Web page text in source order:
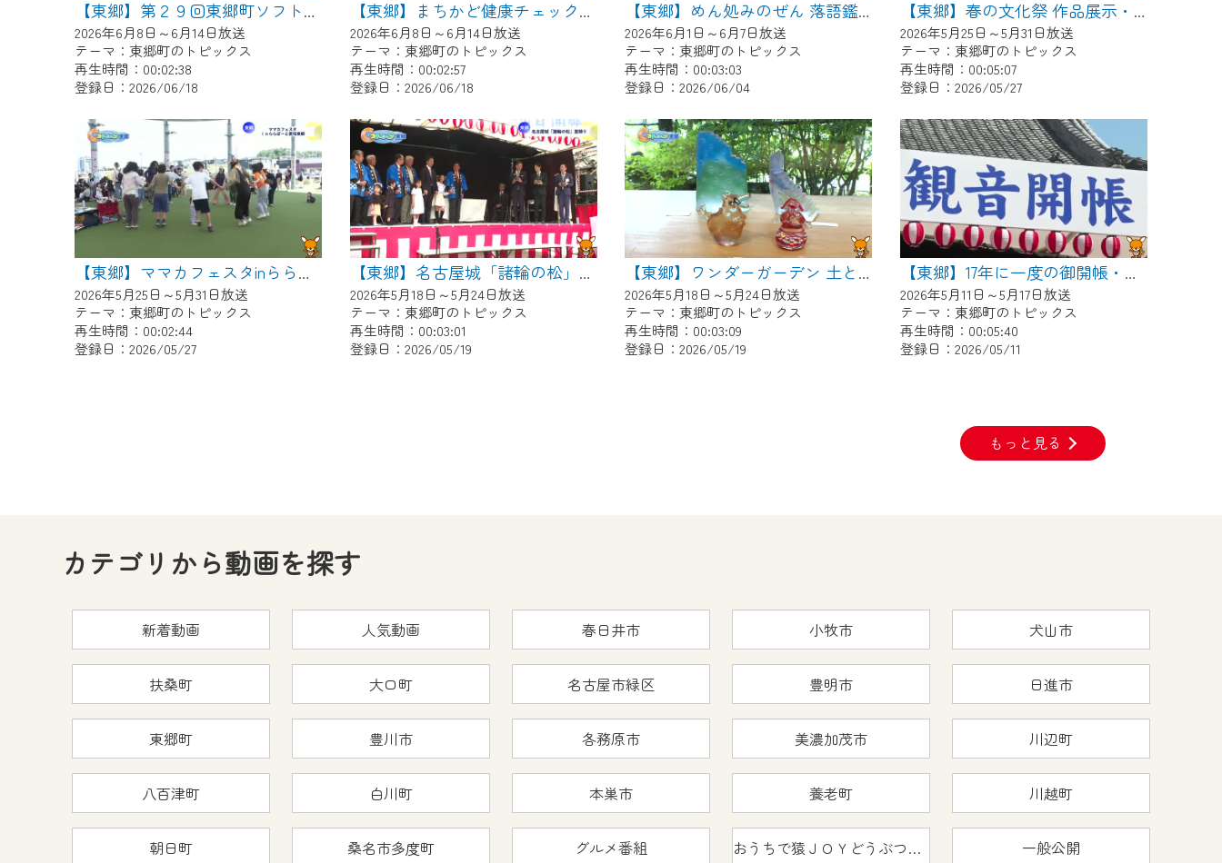
【東郷】第２９回東郷町ソフトバレーボール大会
2026年6月8日～6月14日放送
テーマ：東郷町のトピックス
再生時間：00:02:38
登録日：2026/06/18
【東郷】まちかど健康チェック＆東郷ふれあい朝市
2026年6月8日～6月14日放送
テーマ：東郷町のトピックス
再生時間：00:02:57
登録日：2026/06/18
【東郷】めん処みのぜん 落語鑑賞会
2026年6月1日～6月7日放送
テーマ：東郷町のトピックス
再生時間：00:03:03
登録日：2026/06/04
【東郷】春の文化祭 作品展示・芸能大会
2026年5月25日～5月31日放送
テーマ：東郷町のトピックス
再生時間：00:05:07
登録日：2026/05/27
【東郷】ママカフェスタinららぽーと愛知東郷
2026年5月25日～5月31日放送
テーマ：東郷町のトピックス
再生時間：00:02:44
登録日：2026/05/27
【東郷】名古屋城「諸輪の松」里帰り
2026年5月18日～5月24日放送
テーマ：東郷町のトピックス
再生時間：00:03:01
登録日：2026/05/19
【東郷】ワンダーガーデン 土とガラスとペインティング
2026年5月18日～5月24日放送
テーマ：東郷町のトピックス
再生時間：00:03:09
登録日：2026/05/19
【東郷】17年に一度の御開帳・稚児行列
2026年5月11日～5月17日放送
テーマ：東郷町のトピックス
再生時間：00:05:40
登録日：2026/05/11
もっと見る
カテゴリから動画を探す
新着動画 人気動画 春日井市 小牧市 犬山市
扶桑町 大口町 名古屋市緑区 豊明市 日進市
東郷町 豊川市 各務原市 美濃加茂市 川辺町
八百津町 白川町 本巣市 養老町 川越町
朝日町 桑名市多度町 グルメ番組 おうちで猿ＪＯＹどうぶつえん 一般公開